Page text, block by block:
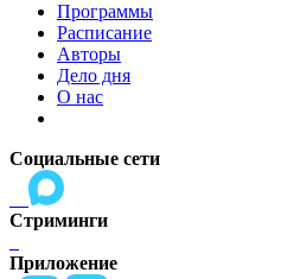
Программы
Расписание
Авторы
Дело дня
О нас
Социальные сети
Стриминги
Приложение